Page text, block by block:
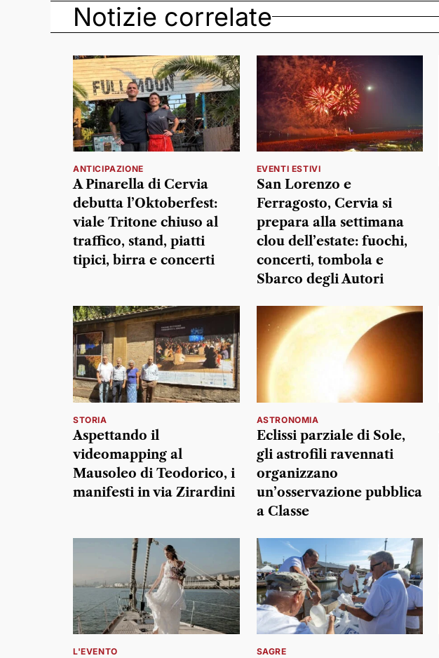
Notizie correlate
ANTICIPAZIONE
A Pinarella di Cervia
debutta l’Oktoberfest:
viale Tritone chiuso al
traffico, stand, piatti
tipici, birra e concerti
EVENTI ESTIVI
San Lorenzo e
Ferragosto, Cervia si
prepara alla settimana
clou dell’estate: fuochi,
concerti, tombola e
Sbarco degli Autori
STORIA
Aspettando il
videomapping al
Mausoleo di Teodorico, i
manifesti in via Zirardini
ASTRONOMIA
Eclissi parziale di Sole,
gli astrofili ravennati
organizzano
un’osservazione pubblica
a Classe
L'EVENTO SAGRE